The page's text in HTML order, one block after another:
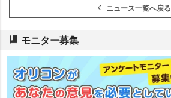
ニュース一覧へ戻る
モニター募集